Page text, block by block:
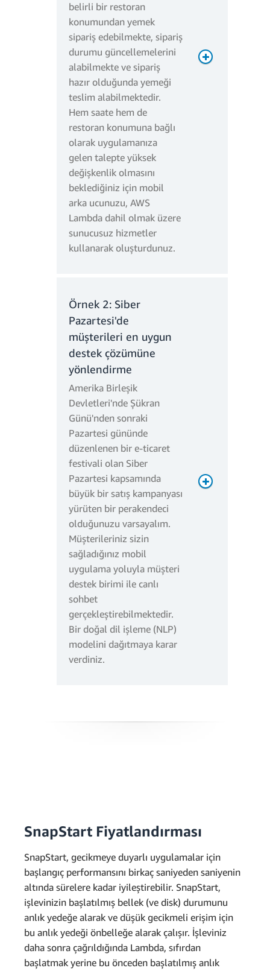
milyon * 0,2 USD/milyon
= 1 USD
Aylık kısa ömürlü
depolama ücretleri:
2.520.000 *
0,0000000309 USD = 0,08
USD
Aylık toplam ücretler:
USD
belirli bir restoran
konumundan yemek
sipariş edebilmekte, sipariş
durumu güncellemelerini
alabilmekte ve sipariş
hazır olduğunda yemeği
teslim alabilmektedir.
Hem saate hem de
restoran konumuna bağlı
olarak uygulamanıza
gelen talepte yüksek
değişkenlik olmasını
beklediğiniz için mobil
arka ucunuzu, AWS
Lambda dahil olmak üzere
sunucusuz hizmetler
kullanarak oluşturdunuz.
Örnek 2: Siber
Pazartesi'de
müşterileri en uygun
destek çözümüne
yönlendirme
Amerika Birleşik
Devletleri'nde Şükran
Günü'nden sonraki
Pazartesi gününde
düzenlenen bir e-ticaret
festivali olan Siber
Pazartesi kapsamında
büyük bir satış kampanyası
yürüten bir perakendeci
olduğunuzu varsayalım.
Müşterileriniz sizin
sağladığınız mobil
uygulama yoluyla müşteri
destek birimi ile canlı
sohbet
gerçekleştirebilmektedir.
Bir doğal dil işleme (NLP)
modelini dağıtmaya karar
verdiniz.
SnapStart Fiyatlandırması
SnapStart, gecikmeye duyarlı uygulamalar için
başlangıç performansını birkaç saniyeden saniyenin
altında sürelere kadar iyileştirebilir. SnapStart,
işlevinizin başlatılmış bellek (ve disk) durumunu
anlık yedeğe alarak ve düşük gecikmeli erişim için
bu anlık yedeği önbelleğe alarak çalışır. İşleviniz
daha sonra çağrıldığında Lambda, sıfırdan
başlatmak yerine bu önceden başlatılmış anlık